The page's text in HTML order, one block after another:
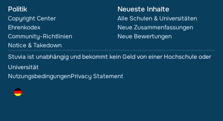
Politik
Copyright Center
Ehrenkodex
Community-Richtlinien
Notice & Takedown
Neueste Inhalte
Alle Schulen & Universitäten
Neue Zusammenfassungen
Neue Bewertungen
Stuvia ist unabhängig und bekommt kein Geld von einer Hochschule oder
Universität
NutzungsbedingungenPrivacy Statement